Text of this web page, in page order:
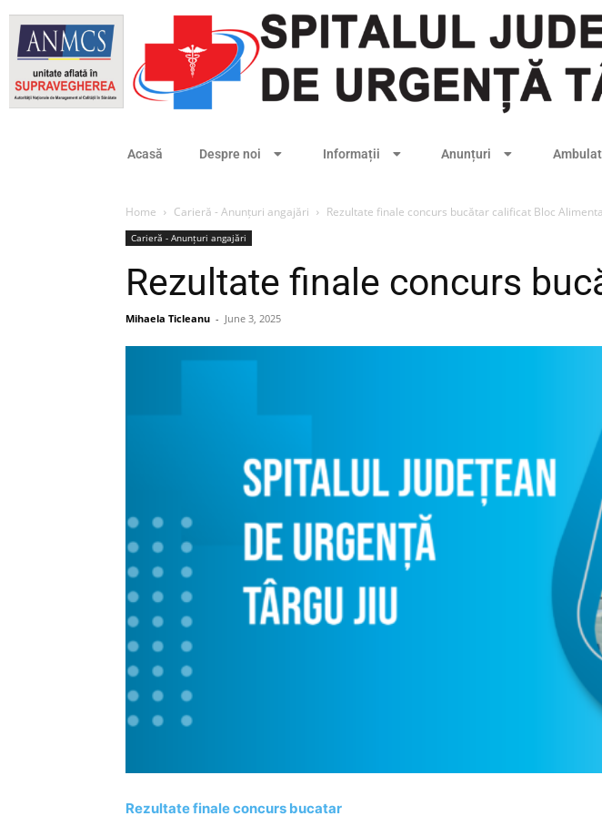
Acasă Despre noi Informații Anunțuri
Home Carieră - Anunțuri angajări Rezultate finale concurs bucătar calificat Bloc
Carieră - Anunțuri angajări
Rezultate finale concurs
Mihaela Ticleanu - June 3, 2025
Rezultate finale concurs bucatar